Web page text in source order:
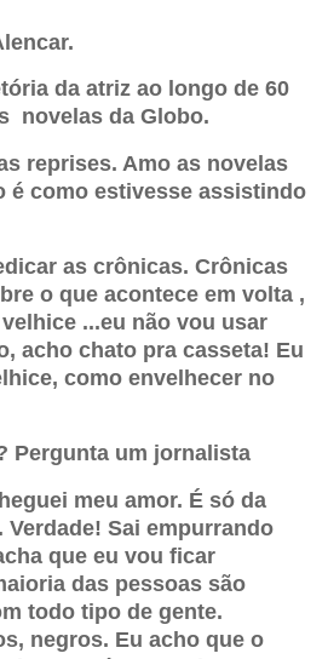
da atriz ao longo de 60
novelas da Globo.
reprises. Amo as novelas
é como estivesse assistindo
as crônicas. Crônicas
o que acontece em volta ,
...eu não vou usar
acho chato pra casseta! Eu
como envelhecer no
Pergunta um jornalista
meu amor. É só da
Sai empurrando
que eu vou ficar
das pessoas são
todo tipo de gente.
negros. Eu acho que o